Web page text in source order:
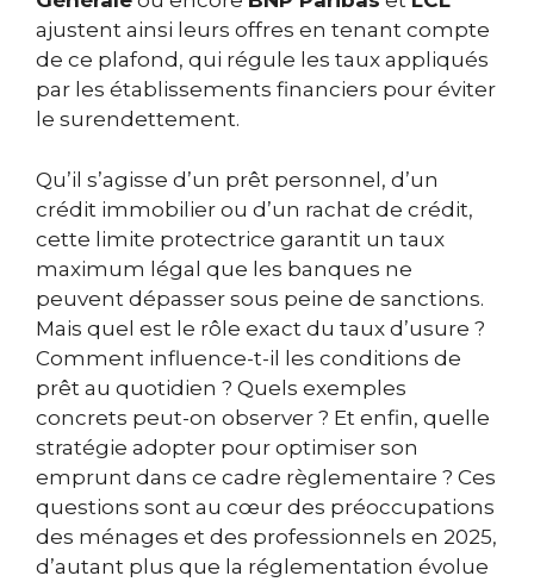
ajustent ainsi leurs offres en tenant compte
de ce plafond, qui régule les taux appliqués
par les établissements financiers pour éviter
le surendettement.
Qu’il s’agisse d’un prêt personnel, d’un
crédit immobilier ou d’un rachat de crédit,
cette limite protectrice garantit un taux
maximum légal que les banques ne
peuvent dépasser sous peine de sanctions.
Mais quel est le rôle exact du taux d’usure ?
Comment influence-t-il les conditions de
prêt au quotidien ? Quels exemples
concrets peut-on observer ? Et enfin, quelle
stratégie adopter pour optimiser son
emprunt dans ce cadre règlementaire ? Ces
questions sont au cœur des préoccupations
des ménages et des professionnels en 2025,
d’autant plus que la réglementation évolue